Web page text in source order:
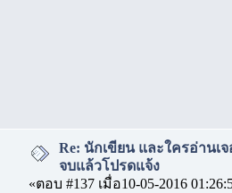
Re: นักเขียน และใครอ่านเ
จบแล้วโปรดแจ้ง
«ตอบ #137 เมื่อ10-05-2016